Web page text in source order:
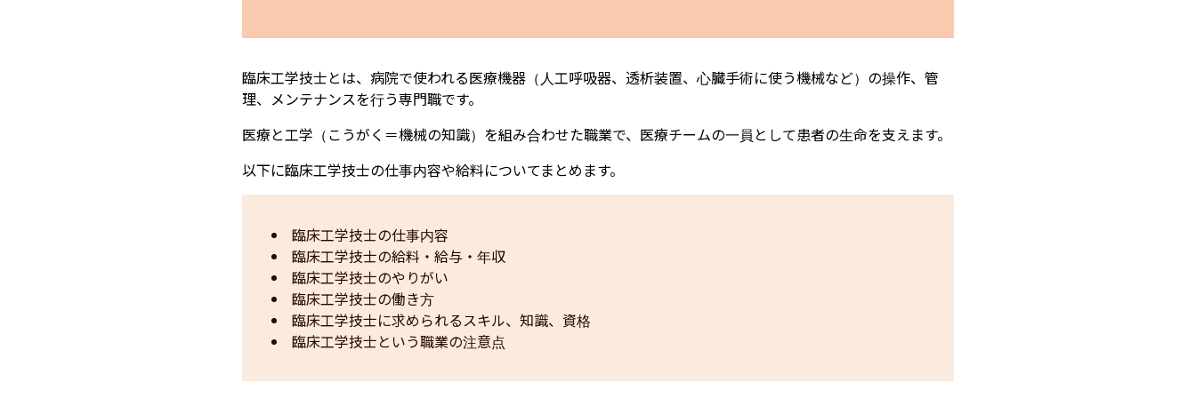
臨床工学技士とは、 病院で使われる医療機器（人工呼吸器、透析装置、心臓手術に使う機械など）の操作、管
理、メンテナンスを行う専門職です。
医療と工学（こうがく＝機械の知識）を組み合わせた職業で、医療チームの一員として患者の生命を支えます。
以下に臨床工学技士の仕事内容や給料についてまとめます。
臨床工学技士の仕事内容
臨床工学技士の給料・給与・年収
臨床工学技士のやりがい
臨床工学技士の働き方
臨床工学技士に求められるスキル、知識、資格
臨床工学技士という職業の注意点